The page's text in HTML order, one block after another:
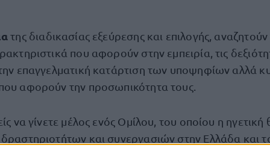
της διαδικασίας εξεύρεσης και επιλογής,
που αφορούν στην εμπειρία, τις
επαγγελματική κατάρτιση των υποψηφίων αλλά
αφορούν την προσωπικότητα τους.
να γίνετε μέλος ενός Ομίλου, του οποίου η ηγετική
και συνεργασιών στην Ελλάδα και